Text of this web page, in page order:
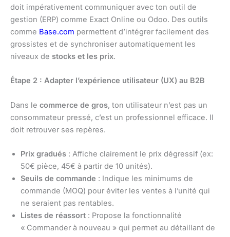
doit impérativement communiquer avec ton outil de
gestion (ERP) comme Exact Online ou Odoo. Des outils
comme Base.com permettent d’intégrer facilement des
grossistes et de synchroniser automatiquement les
niveaux de stocks et les prix.
Étape 2 : Adapter l’expérience utilisateur (UX) au B2B
Dans le commerce de gros, ton utilisateur n’est pas un
consommateur pressé, c’est un professionnel efficace. Il
doit retrouver ses repères.
Prix gradués : Affiche clairement le prix dégressif (ex:
50€ pièce, 45€ à partir de 10 unités).
Seuils de commande : Indique les minimums de
commande (MOQ) pour éviter les ventes à l’unité qui
ne seraient pas rentables.
Listes de réassort : Propose la fonctionnalité
« Commander à nouveau » qui permet au détaillant de